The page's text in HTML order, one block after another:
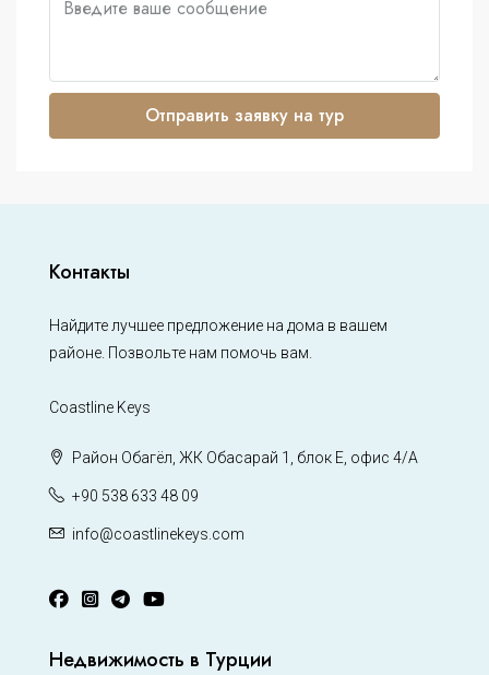
Отправить заявку на тур
Контакты
Найдите лучшее предложение на дома в вашем
районе. Позвольте нам помочь вам.
Coastline Keys
Район Обагёл, ЖК Обасарай 1, блок Е, офис 4/А
+90 538 633 48 09
info@coastlinekeys.com
Недвижимость в Турции